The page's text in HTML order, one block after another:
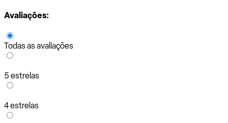
Avaliações:
Todas as avaliações
5 estrelas
4 estrelas